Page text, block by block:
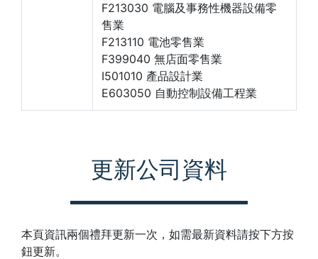
F213030 電腦及事務性機器設備零
售業
F213110 電池零售業
F399040 無店面零售業
I501010 產品設計業
E603050 自動控制設備工程業
更新公司資料
本頁資訊兩個禮拜更新一次，如需最新資料請按下方按
鈕更新。